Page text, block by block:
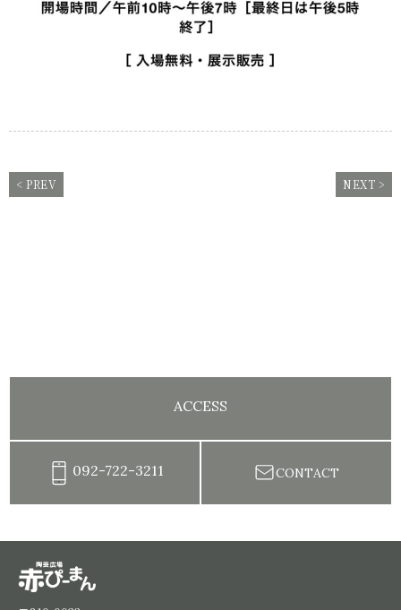
< PREV NEXT >
ACCESS
092-722-3211 CONTACT